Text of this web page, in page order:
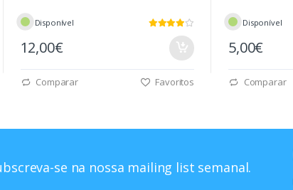
Disponível
12,00€
Comparar Favoritos
Disponível
5,00€
Comparar
se na nossa mailing list semanal.